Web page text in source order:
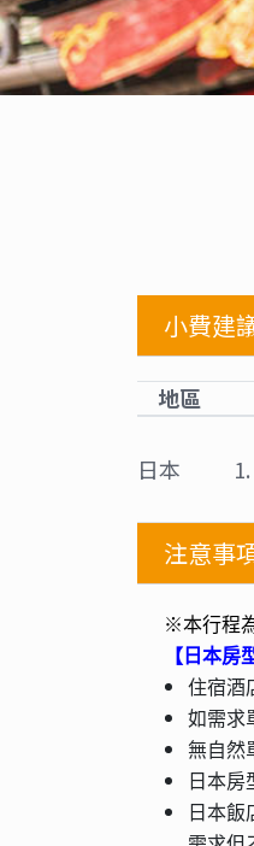
小費建
地區
日本
注意事
※本行程
【日本房
住宿酒
如需求
無自然
日本房
日本